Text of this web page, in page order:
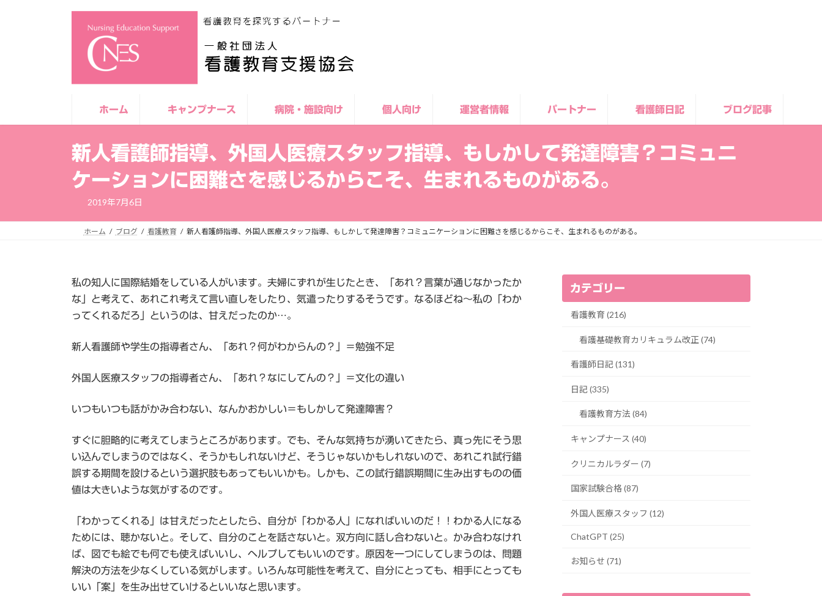
ッ
移
ホーム キャンプナース 病院・施設向け 個人向け 運営者情報 パートナー 看護師日記 ブログ記事
新人看護師指導、外国人医療スタッフ指導、もしかして発達障害？コミュニ
ケーションに困難さを感じるからこそ、生まれるものがある。
2019年7月6日
ホーム ブログ 看護教育 新人看護師指導、外国人医療スタッフ指導、もしかして発達障害？コミュニケーションに困難さを感じるからこそ、生まれるものがある。
私の知人に国際結婚をしている人がいます。夫婦にずれが生じたとき、「あれ？言葉が通じなかったか
な」と考えて、あれこれ考えて言い直しをしたり、気遣ったりするそうです。なるほどね～私の「わか
ってくれるだろ」というのは、甘えだったのか…。
新人看護師や学生の指導者さん、「あれ？何がわからんの？」＝勉強不足
外国人医療スタッフの指導者さん、「あれ？なにしてんの？」＝文化の違い
いつもいつも話がかみ合わない、なんかおかしい＝もしかして発達障害？
すぐに胆略的に考えてしまうところがあります。でも、そんな気持ちが湧いてきたら、真っ先にそう思
い込んでしまうのではなく、そうかもしれないけど、そうじゃないかもしれないので、あれこれ試行錯
誤する期間を設けるという選択肢もあってもいいかも。しかも、この試行錯誤期間に生み出すものの価
値は大きいような気がするのです。
「わかってくれる」は甘えだったとしたら、自分が「わかる人」になればいいのだ！！わかる人になる
ためには、聴かないと。そして、自分のことを話さないと。双方向に話し合わないと。かみ合わなけれ
ば、図でも絵でも何でも使えばいいし、ヘルプしてもいいのです。原因を一つにしてしまうのは、問題
解決の方法を少なくしている気がします。いろんな可能性を考えて、自分にとっても、相手にとっても
いい「案」を生み出せていけるといいなと思います。
カテゴリー
看護教育 (216)
看護基礎教育カリキュラム改正 (74)
看護師日記 (131)
日記 (335)
看護教育方法 (84)
キャンプナース (40)
クリニカルラダー (7)
国家試験合格 (87)
外国人医療スタッフ (12)
ChatGPT (25)
お知らせ (71)